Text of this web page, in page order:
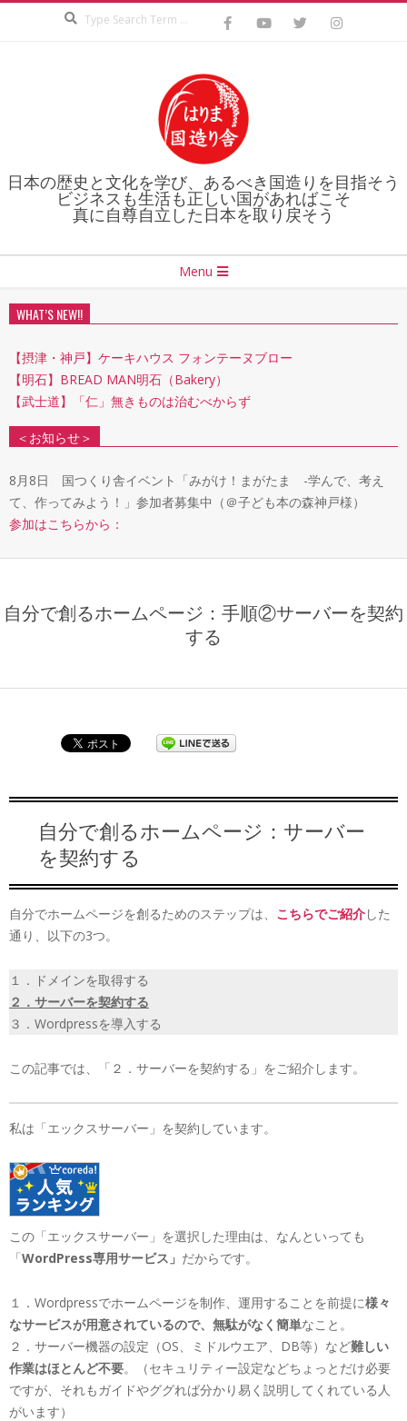
日本の歴史と文化を学び、あるべき国造りを目指そう
ビジネスも生活も正しい国があればこそ
真に自尊自立した日本を取り戻そう
Menu
Menu
WHAT’S NEW!!
【摂津・神戸】ケーキハウス フォンテーヌブロー
【明石】BREAD MAN明石（Bakery）
【武士道】「仁」無きものは治むべからず
＜お知らせ＞
8月8日 国つくり舎イベント「みがけ！まがたま -学んで、考え
て、作ってみよう！」参加者募集中（＠子ども本の森神戸様）
参加はこちらから：
自分で創るホームページ：手順②サーバーを契約
する
自分で創るホームページ：サーバー
を契約する
自分でホームページを創るためのステップは、 こちらでご紹介した
通り、以下の3つ。
１．ドメインを取得する
２．サーバーを契約する
３．Wordpressを導入する
この記事では、「２．サーバーを契約する」をご紹介します。
私は「エックスサーバー」を契約しています。
この「エックスサーバー」を選択した理由は、なんといっても
「WordPress専用サービス」 だからです。
１．Wordpressでホームページを制作、運用することを前提に様々
なサービスが用意されているので、無駄がなく簡単なこと。
２．サーバー機器の設定（OS、ミドルウエア、DB等）など難しい
作業はほとんど不要。（セキュリティー設定などちょっとだけ必要
ですが、それもガイドやググれば分かり易く説明してくれている人
がいます）